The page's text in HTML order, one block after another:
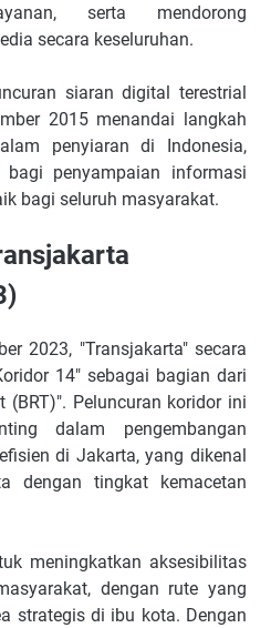
serta mendorong
secara keseluruhan.
siaran digital terestrial
2015 menandai langkah
penyiaran di Indonesia,
penyampaian informasi
bagi seluruh masyarakat.
2023, "Transjakarta" secara
14" sebagai bagian dari
(BRT)". Peluncuran koridor ini
dalam pengembangan
di Jakarta, yang dikenal
dengan tingkat kemacetan
meningkatkan aksesibilitas
dengan rute yang
strategis di ibu kota. Dengan